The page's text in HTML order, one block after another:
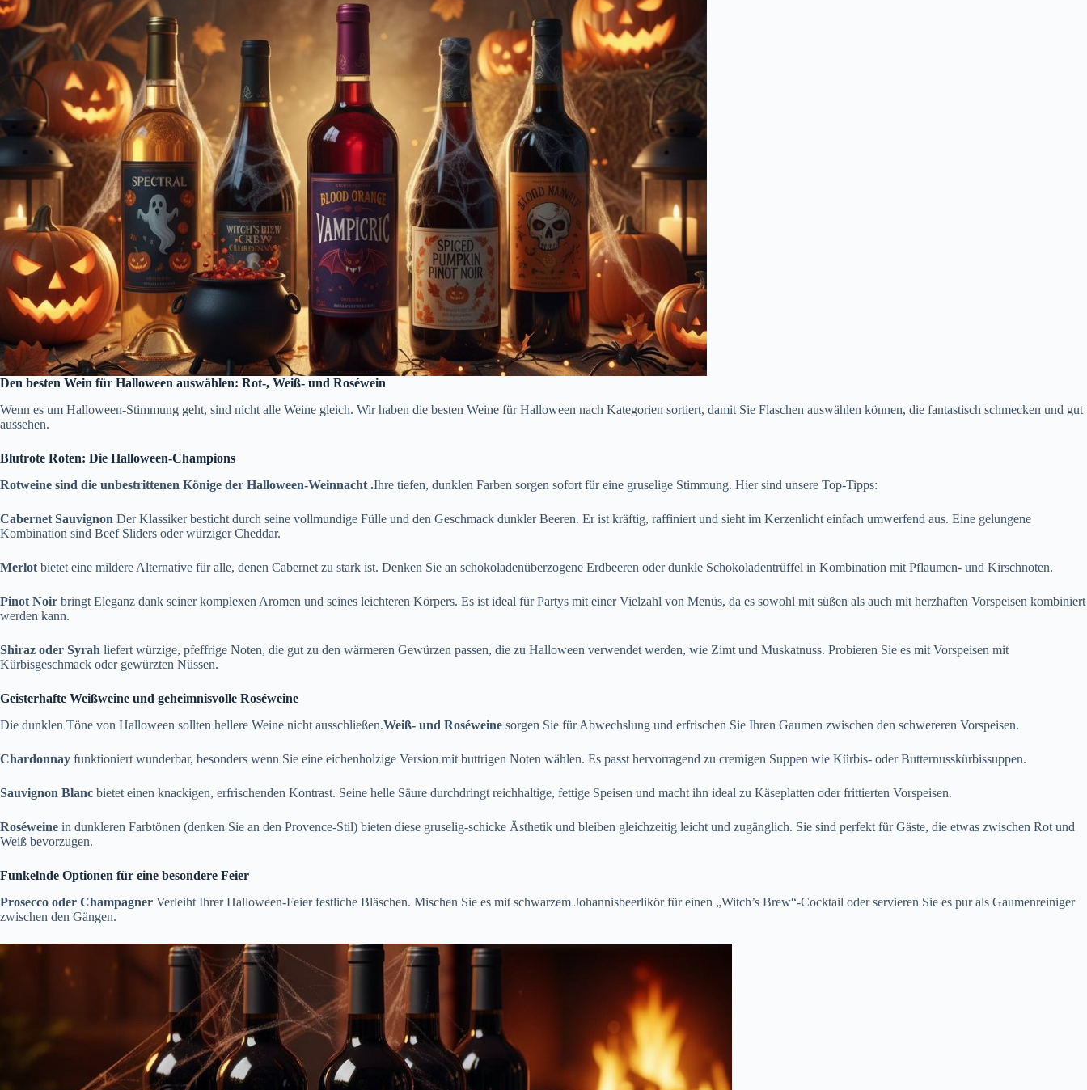
Den besten Wein für Halloween auswählen: Rot-, Weiß- und Roséwein
Wenn es um Halloween-Stimmung geht, sind nicht alle Weine gleich. Wir haben die besten Weine für Halloween nach Kategorien sortiert, damit Sie Flaschen auswählen können, die fantastisch schmecken und gut
aussehen.
Blutrote Roten: Die Halloween-Champions
Rotweine sind die unbestrittenen Könige der Halloween-Weinnacht .Ihre tiefen, dunklen Farben sorgen sofort für eine gruselige Stimmung. Hier sind unsere Top-Tipps:
Cabernet Sauvignon Der Klassiker besticht durch seine vollmundige Fülle und den Geschmack dunkler Beeren. Er ist kräftig, raffiniert und sieht im Kerzenlicht einfach umwerfend aus. Eine gelungene
Kombination sind Beef Sliders oder würziger Cheddar.
Merlot bietet eine mildere Alternative für alle, denen Cabernet zu stark ist. Denken Sie an schokoladenüberzogene Erdbeeren oder dunkle Schokoladentrüffel in Kombination mit Pflaumen- und Kirschnoten.
Pinot Noir bringt Eleganz dank seiner komplexen Aromen und seines leichteren Körpers. Es ist ideal für Partys mit einer Vielzahl von Menüs, da es sowohl mit süßen als auch mit herzhaften Vorspeisen kombiniert
werden kann.
Shiraz oder Syrah liefert würzige, pfeffrige Noten, die gut zu den wärmeren Gewürzen passen, die zu Halloween verwendet werden, wie Zimt und Muskatnuss. Probieren Sie es mit Vorspeisen mit
Kürbisgeschmack oder gewürzten Nüssen.
Geisterhafte Weißweine und geheimnisvolle Roséweine
Die dunklen Töne von Halloween sollten hellere Weine nicht ausschließen.Weiß- und Roséweine sorgen Sie für Abwechslung und erfrischen Sie Ihren Gaumen zwischen den schwereren Vorspeisen.
Chardonnay funktioniert wunderbar, besonders wenn Sie eine eichenholzige Version mit buttrigen Noten wählen. Es passt hervorragend zu cremigen Suppen wie Kürbis- oder Butternusskürbissuppen.
Sauvignon Blanc bietet einen knackigen, erfrischenden Kontrast. Seine helle Säure durchdringt reichhaltige, fettige Speisen und macht ihn ideal zu Käseplatten oder frittierten Vorspeisen.
Roséweine in dunkleren Farbtönen (denken Sie an den Provence-Stil) bieten diese gruselig-schicke Ästhetik und bleiben gleichzeitig leicht und zugänglich. Sie sind perfekt für Gäste, die etwas zwischen Rot und
Weiß bevorzugen.
Funkelnde Optionen für eine besondere Feier
Prosecco oder Champagner Verleiht Ihrer Halloween-Feier festliche Bläschen. Mischen Sie es mit schwarzem Johannisbeerlikör für einen „Witch’s Brew“-Cocktail oder servieren Sie es pur als Gaumenreiniger
zwischen den Gängen.